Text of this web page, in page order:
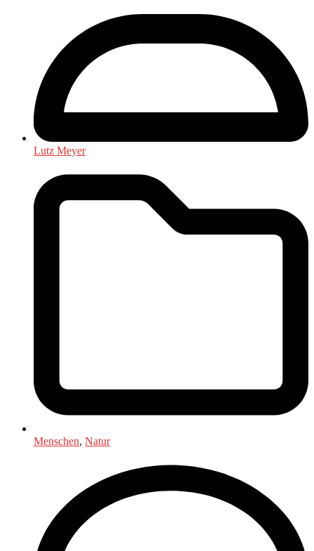
Lutz Meyer
Menschen, Natur